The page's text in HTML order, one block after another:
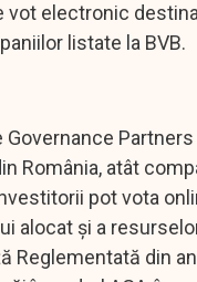
vot electronic
listate la BVB.
Governance
România, atât
pot vota
alocat și a
Reglementată din